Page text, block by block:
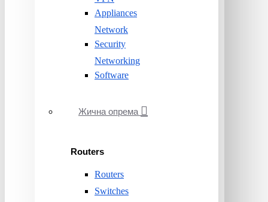
Appliances
Network
Security
Networking
Software
Жична опрема
Routers
Routers
Switches